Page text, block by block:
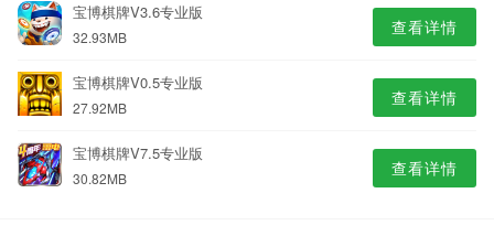
宝博棋牌V3.6专业版
32.93MB 查看详情
宝博棋牌V0.5专业版
27.92MB 查看详情
宝博棋牌V7.5专业版
30.82MB 查看详情